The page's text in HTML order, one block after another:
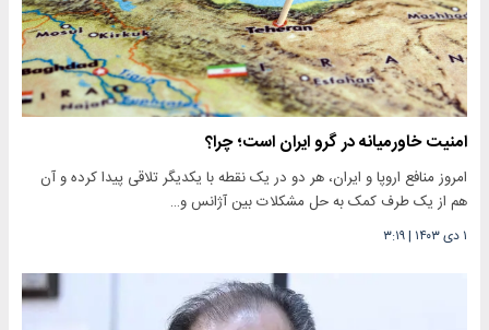
امنیت خاورمیانه در گرو ایران است؛ چرا؟
امروز منافع اروپا و ایران، هر دو در یک نقطه با یکدیگر تلاقی پیدا کرده و آن
هم از یک طرف کمک به حل مشکلات بین آژانس و…
۱ دی ۱۴۰۳ |۳:۱۹